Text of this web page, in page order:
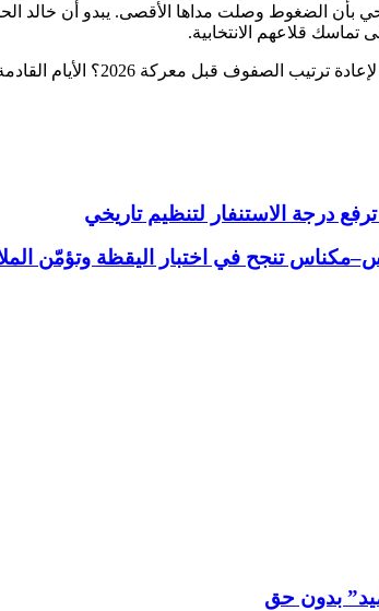
59 و243 من القانون التنظيمي للجماعات، يوحي بأن الضغوط وصلت مداها
قلاعهم الانتخابية.
2026؟ الأيام القادمة كفيلة بكشف المستور.
درجة الاستنفار لتنظيم تاريخي
تنجح في اختبار اليقظة وتؤمّن
بدون حق